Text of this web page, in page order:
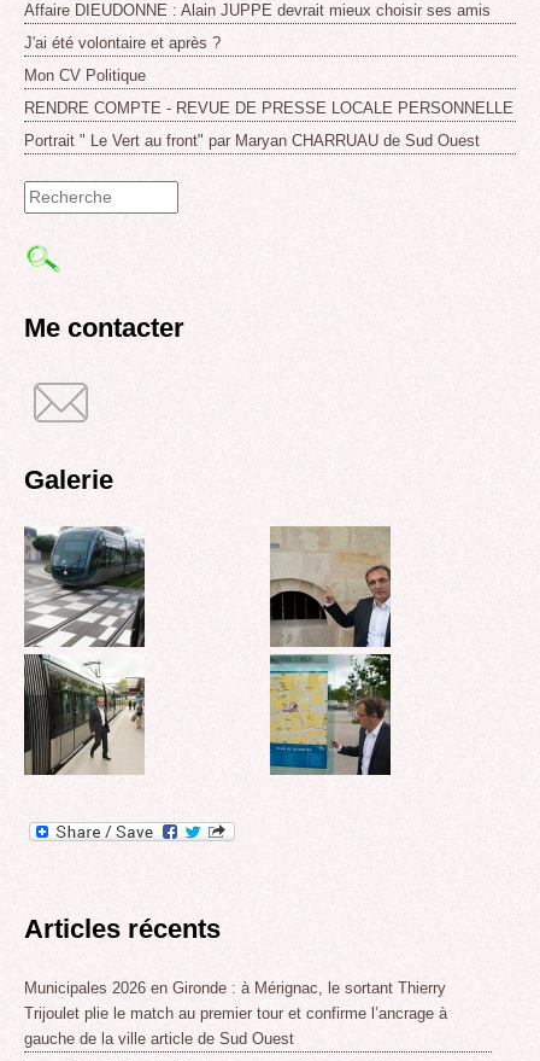
Affaire DIEUDONNE : Alain JUPPE devrait mieux choisir ses amis
J'ai été volontaire et après ?
Mon CV Politique
RENDRE COMPTE - REVUE DE PRESSE LOCALE PERSONNELLE
Portrait " Le Vert au front" par Maryan CHARRUAU de Sud Ouest
Formulaire
de
recherche
Me contacter
Galerie
Articles récents
Municipales 2026 en Gironde : à Mérignac, le sortant Thierry
Trijoulet plie le match au premier tour et confirme l’ancrage à
gauche de la ville article de Sud Ouest